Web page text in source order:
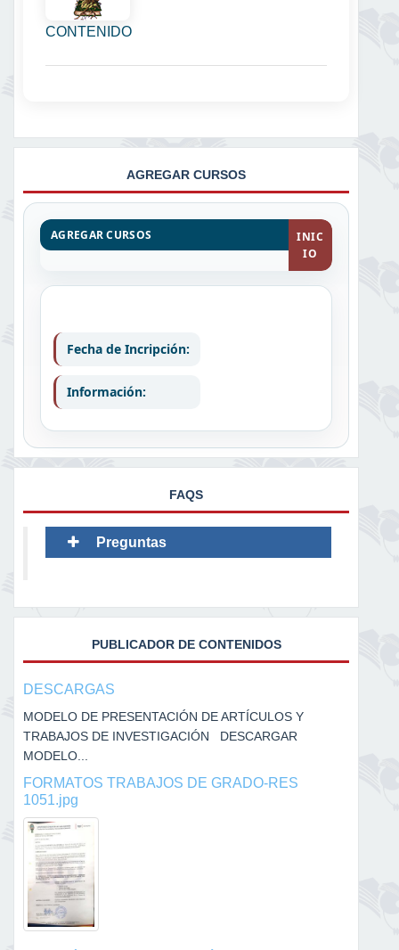
CONTENIDO
AGREGAR CURSOS
AGREGAR CURSOS
INIC
IO
Fecha de Incripción:
Información:
FAQS
Preguntas
PUBLICADOR DE CONTENIDOS
DESCARGAS
MODELO DE PRESENTACIÓN DE ARTÍCULOS Y
TRABAJOS DE INVESTIGACIÓN DESCARGAR
MODELO...
FORMATOS TRABAJOS DE GRADO-RES
1051.jpg